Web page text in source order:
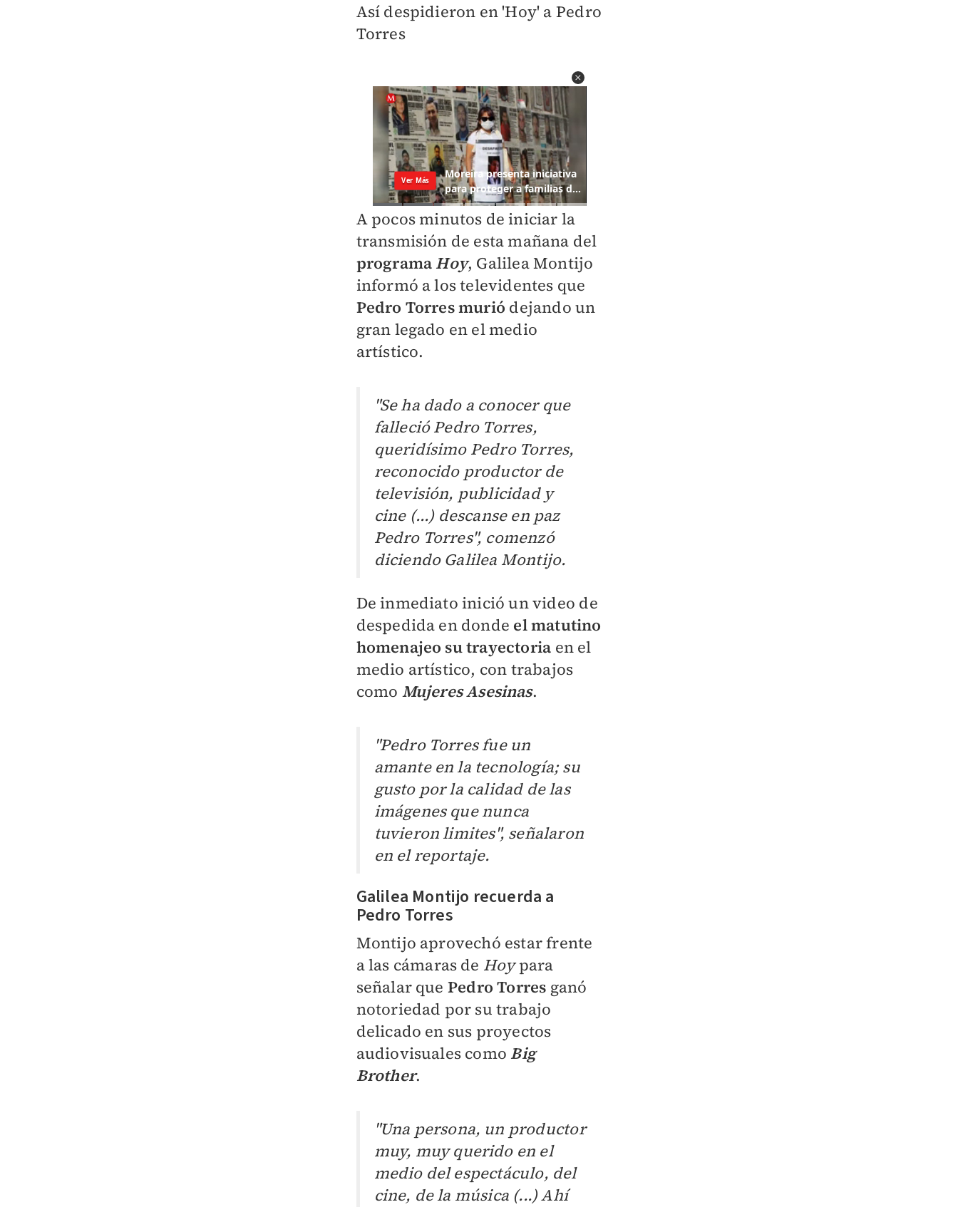
Así despidieron en 'Hoy' a Pedro
Torres
A pocos minutos de iniciar la
transmisión de esta mañana del
programa Hoy, Galilea Montijo
informó a los televidentes que
Pedro Torres murió dejando un
gran legado en el medio
artístico. ​
"Se ha dado a conocer que
falleció Pedro Torres,
queridísimo Pedro Torres,
reconocido productor de
televisión, publicidad y
cine (...) descanse en paz
Pedro Torres", comenzó
diciendo Galilea Montijo.
De inmediato inició un video de
despedida en donde el matutino
homenajeo su trayectoria en el
medio artístico, con trabajos
como Mujeres Asesinas.
"Pedro Torres fue un
amante en la tecnología; su
gusto por la calidad de las
imágenes que nunca
tuvieron limites", señalaron
en el reportaje.
Galilea Montijo recuerda a
Pedro Torres
Montijo aprovechó estar frente
a las cámaras de Hoypara
señalar que Pedro Torres ganó
notoriedad por su trabajo
delicado en sus proyectos
audiovisuales como Big
Brother.
"Una persona, un productor
muy, muy querido en el
medio del espectáculo, del
cine, de la música (...) Ahí